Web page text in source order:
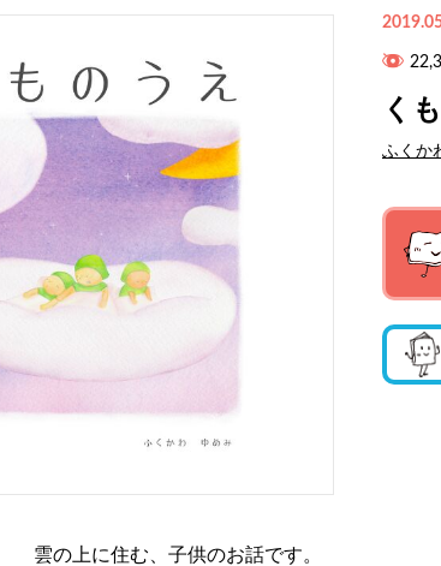
く
ふく
雲の上に住む、子供のお話です。